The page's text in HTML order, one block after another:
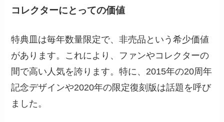
コレクターにとっての価値
特典皿は毎年数量限定で、非売品という希少価値
があります。これにより、ファンやコレクターの
間で高い人気を誇ります。特に、2015年の20周年
記念デザインや2020年の限定復刻版は話題を呼び
ました。